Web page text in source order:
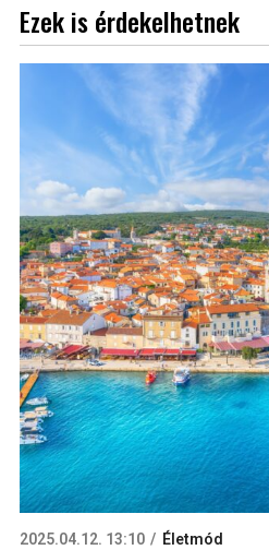
Ezek is érdekelhetnek
2025.04.12. 13:10 Életmód